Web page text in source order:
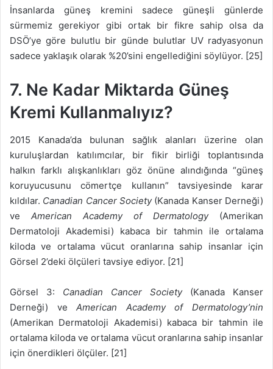
İnsanlarda güneş kremini sadece güneşli günlerde
sürmemiz gerekiyor gibi ortak bir fikre sahip olsa da
DSÖ’ye göre bulutlu bir günde bulutlar UV radyasyonun
sadece yaklaşık olarak %20’sini engellediğini söylüyor. [25]
7. Ne Kadar Miktarda Güneş
Kremi Kullanmalıyız?
2015 Kanada’da bulunan sağlık alanları üzerine olan
kuruluşlardan katılımcılar, bir fikir birliği toplantısında
halkın farklı alışkanlıkları göz önüne alındığında “güneş
koruyucusunu cömertçe kullanın” tavsiyesinde karar
kıldılar. Canadian Cancer Society(Kanada Kanser Derneği)
ve American Academy of Dermatology(Amerikan
Dermatoloji Akademisi) kabaca bir tahmin ile ortalama
kiloda ve ortalama vücut oranlarına sahip insanlar için
Görsel 2’deki ölçüleri tavsiye ediyor. [21]
Görsel 3: Canadian Cancer Society(Kanada Kanser
Derneği) ve American Academy of Dermatology’nin
(Amerikan Dermatoloji Akademisi) kabaca bir tahmin ile
ortalama kiloda ve ortalama vücut oranlarına sahip insanlar
için önerdikleri ölçüler. [21]